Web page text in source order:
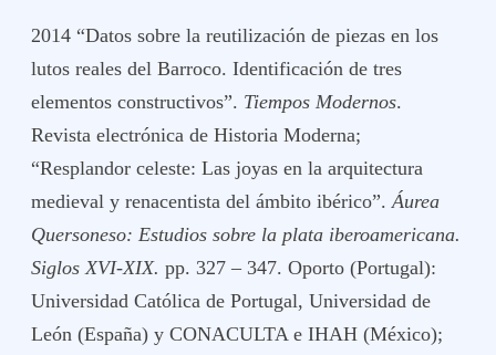
2014 “Datos sobre la reutilización de piezas en los
lutos reales del Barroco. Identificación de tres
elementos constructivos”. Tiempos Modernos.
Revista electrónica de Historia Moderna;
“Resplandor celeste: Las joyas en la arquitectura
medieval y renacentista del ámbito ibérico”.Áurea
Quersoneso: Estudios sobre la plata iberoamericana.
Siglos XVI-XIX. pp. 327 – 347. Oporto (Portugal):
Universidad Católica de Portugal, Universidad de
León (España) y CONACULTA e IHAH (México);